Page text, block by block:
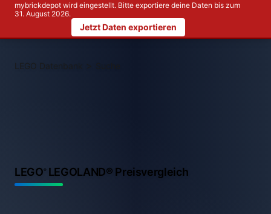
mybrickdepot wird eingestellt. Bitte exportiere deine Daten bis zum
31. August 2026.
Jetzt Daten exportieren
LEGO Datenbank
LEGO® LEGOLAND® Preisvergleich